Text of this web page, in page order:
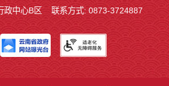
政中心B区 联系方式: 0873-3724887